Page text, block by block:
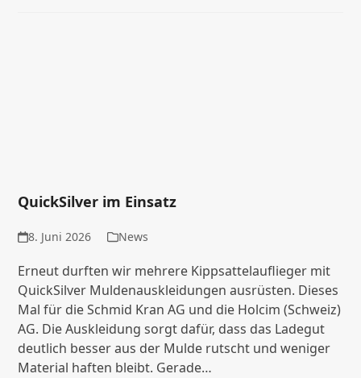
QuickSilver im Einsatz
8. Juni 2026 News
Erneut durften wir mehrere Kippsattelauflieger mit
QuickSilver Muldenauskleidungen ausrüsten. Dieses
Mal für die Schmid Kran AG und die Holcim (Schweiz)
AG. Die Auskleidung sorgt dafür, dass das Ladegut
deutlich besser aus der Mulde rutscht und weniger
Material haften bleibt. Gerade…